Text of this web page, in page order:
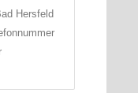
Hersfeld